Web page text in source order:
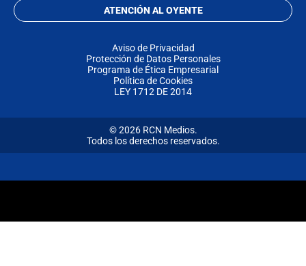
ATENCIÓN AL OYENTE
Aviso de Privacidad
Protección de Datos Personales
Programa de Ética Empresarial
Política de Cookies
LEY 1712 DE 2014
© 2026 RCN Medios.
Todos los derechos reservados.